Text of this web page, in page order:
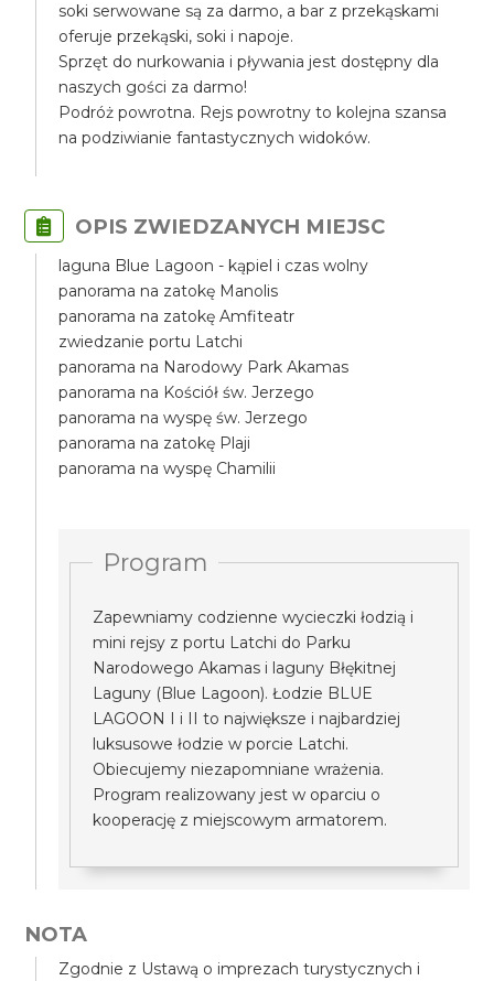
soki serwowane są za darmo, a bar z przekąskami
oferuje przekąski, soki i napoje.
Sprzęt do nurkowania i pływania jest dostępny dla
naszych gości za darmo!
Podróż powrotna. Rejs powrotny to kolejna szansa
na podziwianie fantastycznych widoków.
OPIS ZWIEDZANYCH MIEJSC
laguna Blue Lagoon - kąpiel i czas wolny
panorama na zatokę Manolis
panorama na zatokę Amfiteatr
zwiedzanie portu Latchi
panorama na Narodowy Park Akamas
panorama na Kościół św. Jerzego
panorama na wyspę św. Jerzego
panorama na zatokę Plaji
panorama na wyspę Chamilii
Program
Zapewniamy codzienne wycieczki łodzią i
mini rejsy z portu Latchi do Parku
Narodowego Akamas i laguny Błękitnej
Laguny (Blue Lagoon). Łodzie BLUE
LAGOON I i II to największe i najbardziej
luksusowe łodzie w porcie Latchi.
Obiecujemy niezapomniane wrażenia.
Program realizowany jest w oparciu o
kooperację z miejscowym armatorem.
NOTA
Zgodnie z Ustawą o imprezach turystycznych i